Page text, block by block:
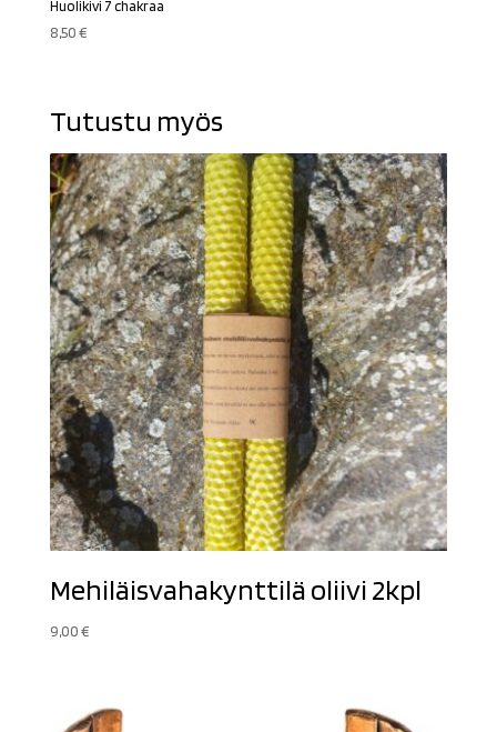
Huolikivi 7 chakraa
8,50€
Tutustu myös
Mehiläisvahakynttilä oliivi 2kpl
9,00€